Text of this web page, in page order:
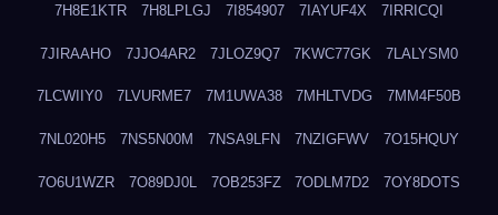
7H8E1KTR 7H8LPLGJ 7I854907 7IAYUF4X 7IRRICQI
7JIRAAHO 7JJO4AR2 7JLOZ9Q7 7KWC77GK 7LALYSM0
7LCWIIY0 7LVURME7 7M1UWA38 7MHLTVDG 7MM4F50B
7NL020H5 7NS5N00M 7NSA9LFN 7NZIGFWV 7O15HQUY
7O6U1WZR 7O89DJ0L 7OB253FZ 7ODLM7D2 7OY8DOTS